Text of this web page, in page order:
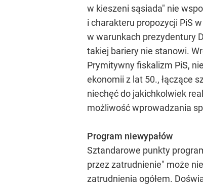
w kieszeni sąsiada" nie
i charakteru propozycji PiS
w warunkach prezydentury
takiej bariery nie stanowi.
Prymitywny fiskalizm PiS,
ekonomii z lat 50., łączące
niechęć do jakichkolwiek
możliwość wprowadzania
Program niewypałów
Sztandarowe punkty
przez zatrudnienie" może
zatrudnienia ogółem.